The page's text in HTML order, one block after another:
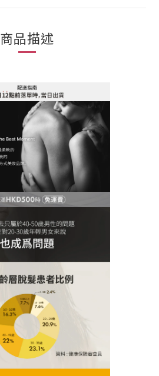
商品描述